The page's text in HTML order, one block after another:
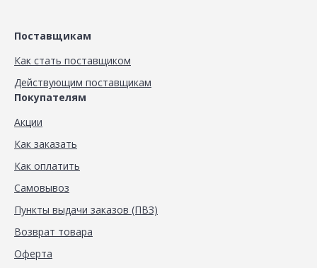
Поставщикам
Как стать поставщиком
Действующим поставщикам
Покупателям
Акции
Как заказать
Как оплатить
Самовывоз
Пункты выдачи заказов (ПВЗ)
Возврат товара
Оферта